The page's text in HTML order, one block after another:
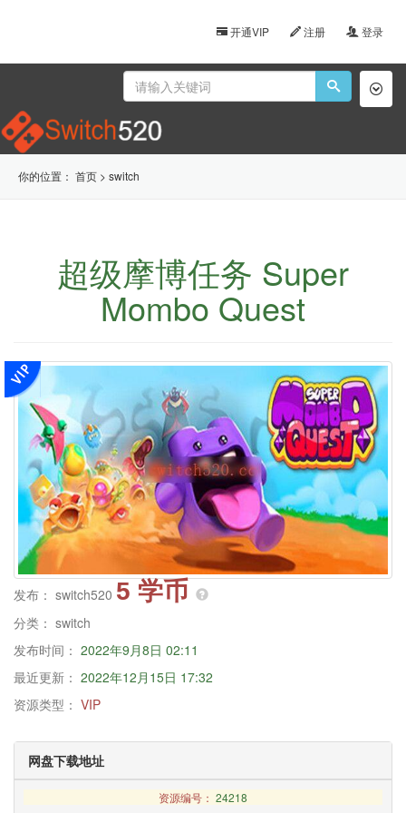
开通VIP 注册 登录
你的位置： 首页 > switch
超级摩博任务 Super
Mombo Quest
发布： switch520 5 学币
分类： switch
发布时间： 2022年9月8日 02:11
最近更新： 2022年12月15日 17:32
资源类型： VIP
网盘下载地址
资源编号： 24218